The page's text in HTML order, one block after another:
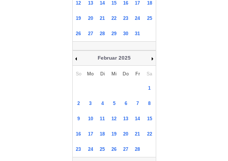
12 13 14 15 16 17 18
19 20 21 22 23 24 25
26 27 28 29 30 31
Februar 2025
So Mo Di Mi Do Fr Sa
1
2 3 4 5 6 7 8
9 10 11 12 13 14 15
16 17 18 19 20 21 22
23 24 25 26 27 28